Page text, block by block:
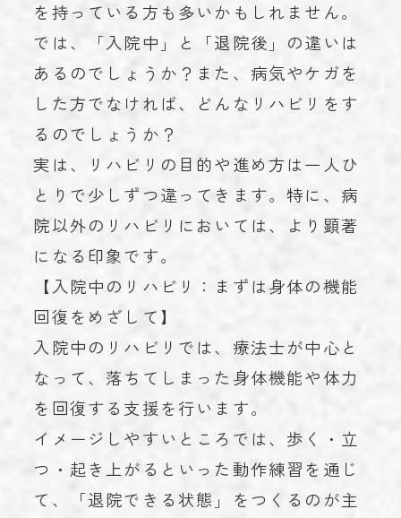
を持っている方も多いかもしれません。
では、「入院中」と「退院後」の違いは
あるのでしょうか？また、病気やケガを
した方でなければ、どんなリハビリをす
るのでしょうか？
実は、リハビリの目的や進め方は一人ひ
とりで少しずつ違ってきます。特に、病
院以外のリハビリにおいては、より顕著
になる印象です。
【入院中のリハビリ：まずは身体の機能
回復をめざして】
入院中のリハビリでは、療法士が中心と
なって、落ちてしまった身体機能や体力
を回復する支援を行います。
イメージしやすいところでは、歩く・立
つ・起き上がるといった動作練習を通じ
て、「退院できる状態」をつくるのが主